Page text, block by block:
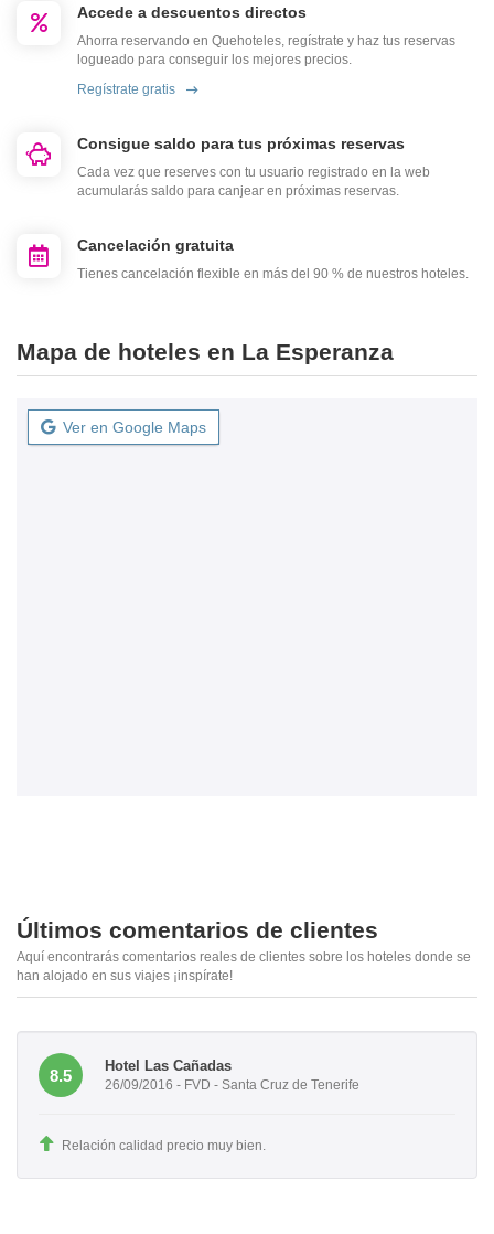
Accede a descuentos directos
Ahorra reservando en Quehoteles, regístrate y haz tus reservas
logueado para conseguir los mejores precios.
Regístrate gratis
Consigue saldo para tus próximas reservas
Cada vez que reserves con tu usuario registrado en la web
acumularás saldo para canjear en próximas reservas.
Cancelación gratuita
Tienes cancelación flexible en más del 90 % de nuestros hoteles.
Mapa de hoteles en La Esperanza
Ver en Google Maps
Últimos comentarios de clientes
Aquí encontrarás comentarios reales de clientes sobre los hoteles donde se
han alojado en sus viajes ¡inspírate!
8.5
Hotel Las Cañadas
26/09/2016 - FVD - Santa Cruz de Tenerife
Relación calidad precio muy bien.